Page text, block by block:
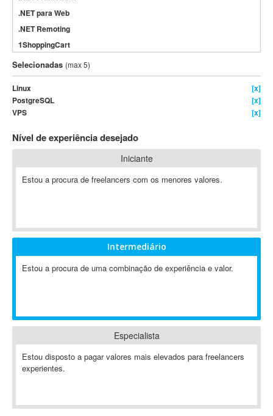
.NET para Web
.NET Remoting
1ShoppingCart
3DS Max
3GSM
4D Dimension
802.11
A-GPS
ABBYY FineReader
AbleCommerce
Ableton Push
Abstract Window Toolkit (AWT)
Absynth
ACARS
Selecionadas (max 5)
Linux
[x]
PostgreSQL
[x]
VPS
[x]
Nível de experiência desejado
Iniciante
Estou a procura de freelancers com os menores valores.
Intermediário
Estou a procura de uma combinação de experiência e valor.
Especialista
Estou disposto a pagar valores mais elevados para freelancers
experientes.